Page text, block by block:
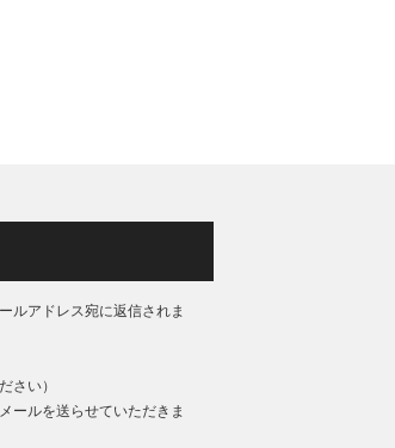
ルアドレス宛に返信されま
さい）
ールを送らせていただきま